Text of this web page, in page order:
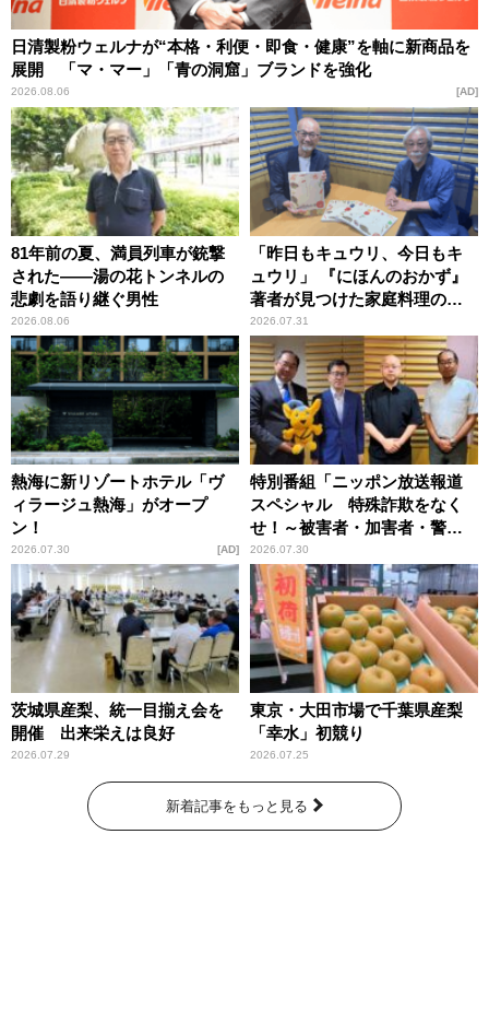
日清製粉ウェルナが“本格・利便・即食・健康”を軸に新商品を
展開 「マ・マー」「青の洞窟」ブランドを強化
2026.08.06 AD
81年前の夏、満員列車が銃撃
された――湯の花トンネルの
悲劇を語り継ぐ男性
2026.08.06
「昨日もキュウリ、今日もキ
ュウリ」 『にほんのおかず』
著者が見つけた家庭料理の知
恵
2026.07.31
熱海に新リゾートホテル「ヴ
ィラージュ熱海」がオープ
ン！
2026.07.30 AD
特別番組「ニッポン放送報道
スペシャル 特殊詐欺をなく
せ！～被害者・加害者・警視
庁が語るトクリュウの実態
～」放送
2026.07.30
茨城県産梨、統一目揃え会を
開催 出来栄えは良好
2026.07.29
東京・大田市場で千葉県産梨
「幸水」初競り
2026.07.25
新着記事をもっと見る